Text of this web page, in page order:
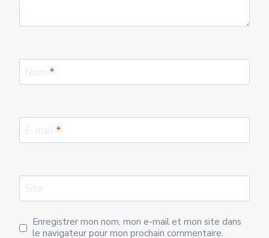
Nom *
E-mail *
Site
Enregistrer mon nom, mon e-mail et mon site dans
le navigateur pour mon prochain commentaire.